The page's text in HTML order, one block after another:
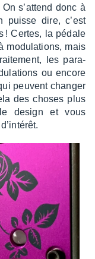
s’at­tend donc à
puisse dire, c’est
! Certes, la pédale
modu­la­tions, mais
les para­
ou encore
peuvent chan­ger
des choses plus
le design et vous